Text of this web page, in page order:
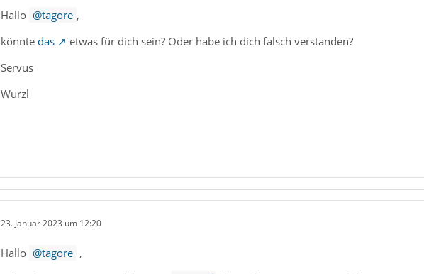
Hallo tagore ,
könnte das
etwas für dich sein? Oder habe ich dich falsch verstanden?
Servus
Wurzl
23. Januar 2023 um 12:20
Hallo tagore ,